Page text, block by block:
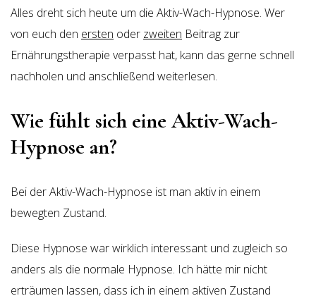
Alles dreht sich heute um die Aktiv-Wach-Hypnose. Wer
von euch den ersten oder zweiten Beitrag zur
Ernährungstherapie verpasst hat, kann das gerne schnell
nachholen und anschließend weiterlesen.
Wie fühlt sich eine Aktiv-Wach-
Hypnose an?
Bei der Aktiv-Wach-Hypnose ist man aktiv in einem
bewegten Zustand.
Diese Hypnose war wirklich interessant und zugleich so
anders als die normale Hypnose. Ich hätte mir nicht
erträumen lassen, dass ich in einem aktiven Zustand